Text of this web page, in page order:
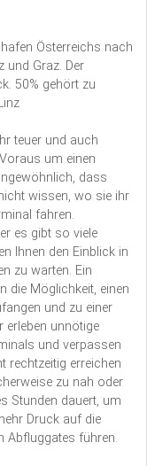
Österreichs nach
und Graz. Der
50% gehört zu
teuer und auch
um einen
dass
wissen, wo sie ihr
fahren.
es gibt so viele
Ihnen den Einblick in
zu warten. Ein
die Möglichkeit, einen
und zu einer
erleben unnötige
und verpassen
rechtzeitig erreichen
zu nah oder
Stunden dauert, um
Druck auf die
Abfluggates führen.